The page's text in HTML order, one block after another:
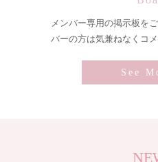
メンバー専用の掲示板を
バーの方は気兼ねなくコ
See